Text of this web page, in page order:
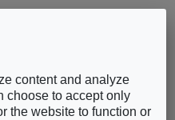
content and analyze
choose to accept only
the website to function or